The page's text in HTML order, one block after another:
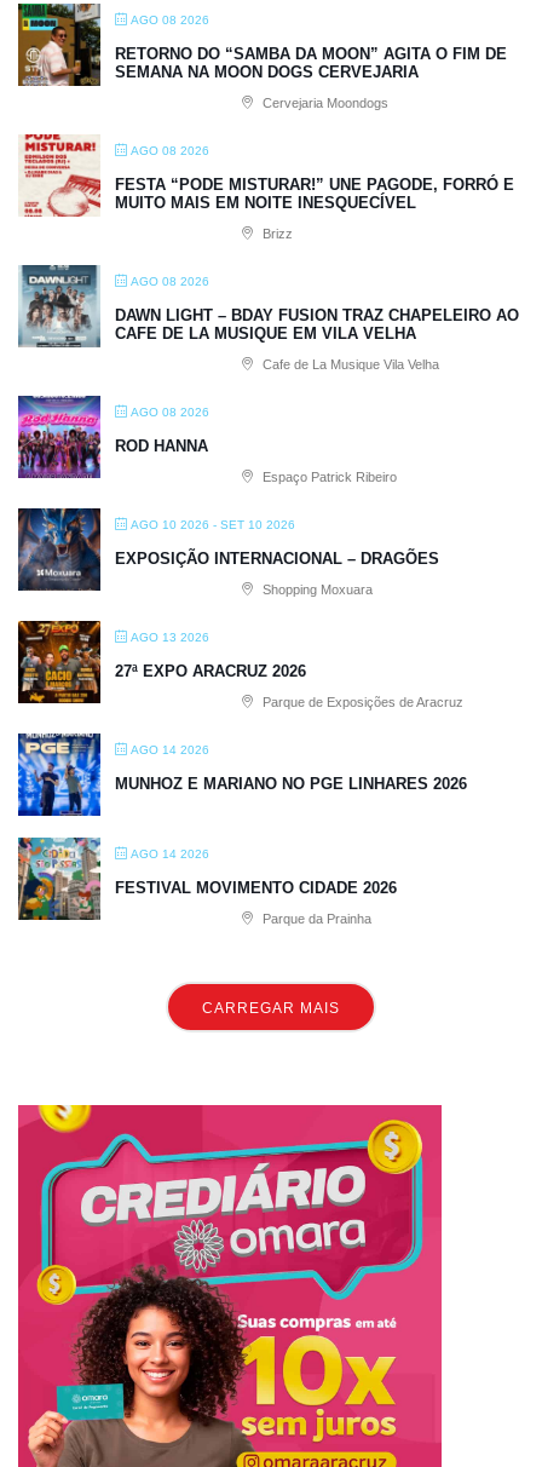
AGO 08 2026
RETORNO DO “SAMBA DA MOON” AGITA O FIM DE
SEMANA NA MOON DOGS CERVEJARIA
Cervejaria Moondogs
AGO 08 2026
FESTA “PODE MISTURAR!” UNE PAGODE, FORRÓ E
MUITO MAIS EM NOITE INESQUECÍVEL
Brizz
AGO 08 2026
DAWN LIGHT – BDAY FUSION TRAZ CHAPELEIRO AO
CAFE DE LA MUSIQUE EM VILA VELHA
Cafe de La Musique Vila Velha
AGO 08 2026
ROD HANNA
Espaço Patrick Ribeiro
AGO 10 2026 - SET 10 2026
EXPOSIÇÃO INTERNACIONAL – DRAGÕES
Shopping Moxuara
AGO 13 2026
27ª EXPO ARACRUZ 2026
Parque de Exposições de Aracruz
AGO 14 2026
MUNHOZ E MARIANO NO PGE LINHARES 2026
AGO 14 2026
FESTIVAL MOVIMENTO CIDADE 2026
Parque da Prainha
CARREGAR MAIS